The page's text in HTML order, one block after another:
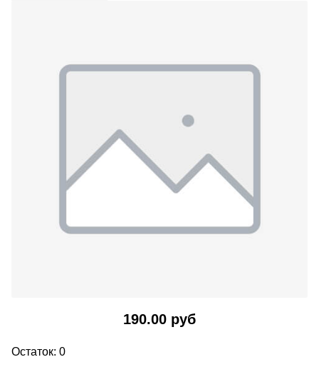
190.00 руб
Остаток: 0